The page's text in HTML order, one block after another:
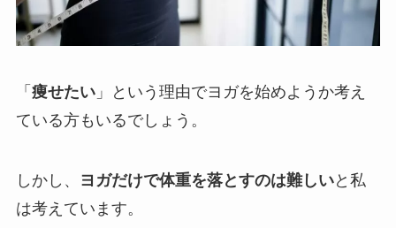
「 痩せたい」という理由でヨガを始めようか考え
ている方もいるでしょう。
しかし、 ヨガだけで体重を落とすのは難しいと私
は考えています。